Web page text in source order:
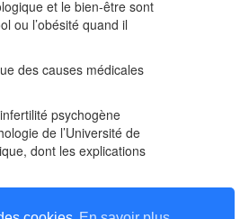
et le bien-être sont
ou l’obésité quand il
des causes médicales
psychogène
de l’Université de
dont les explications
l’infertilité, jusqu’ici peu